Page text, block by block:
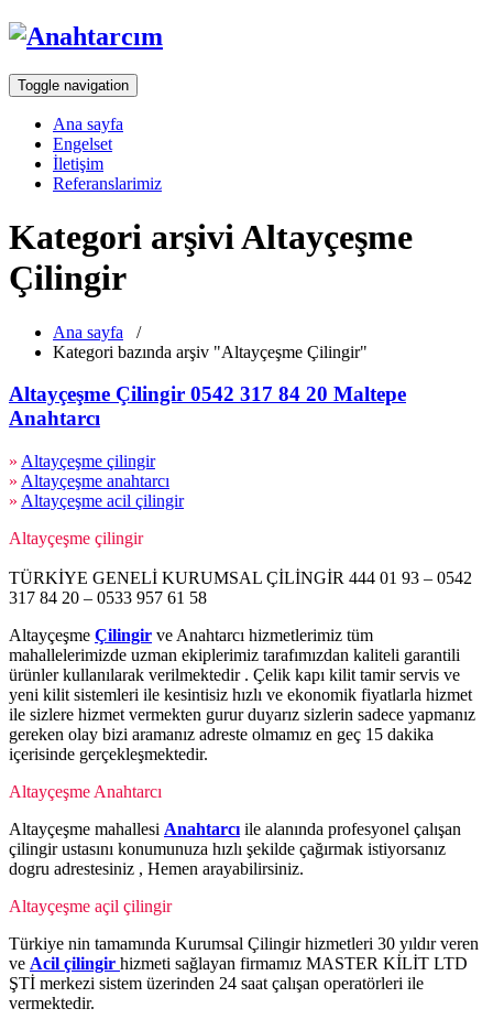
Toggle navigation
Ana sayfa
Engelset
İletişim
Referanslarimiz
Kategori arşivi Altayçeşme
Çilingir
Ana sayfa /
Kategori bazında arşiv "Altayçeşme Çilingir"
Altayçeşme Çilingir 0542 317 84 20 Maltepe
Anahtarcı
» Altayçeşme çilingir
» Altayçeşme anahtarcı
» Altayçeşme acil çilingir
Altayçeşme çilingir
TÜRKİYE GENELİ KURUMSAL ÇİLİNGİR 444 01 93 – 0542
317 84 20 – 0533 957 61 58
Altayçeşme Çilingir ve Anahtarcı hizmetlerimiz tüm
mahallelerimizde uzman ekiplerimiz tarafımızdan kaliteli garantili
ürünler kullanılarak verilmektedir . Çelik kapı kilit tamir servis ve
yeni kilit sistemleri ile kesintisiz hızlı ve ekonomik fiyatlarla hizmet
ile sizlere hizmet vermekten gurur duyarız sizlerin sadece yapmanız
gereken olay bizi aramanız adreste olmamız en geç 15 dakika
içerisinde gerçekleşmektedir.
Altayçeşme Anahtarcı
Altayçeşme mahallesi Anahtarcı ile alanında profesyonel çalışan
çilingir ustasını konumunuza hızlı şekilde çağırmak istiyorsanız
dogru adrestesiniz , Hemen arayabilirsiniz.
Altayçeşme açil çilingir
Türkiye nin tamamında Kurumsal Çilingir hizmetleri 30 yıldır veren
ve Acil çilingir hizmeti sağlayan firmamız MASTER KİLİT LTD
ŞTİ merkezi sistem üzerinden 24 saat çalışan operatörleri ile
vermektedir.